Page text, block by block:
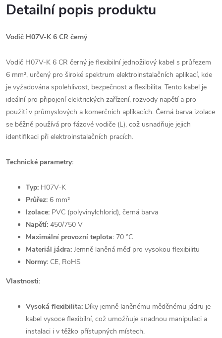
Detailní popis produktu
Vodič H07V-K 6 CR černý
Vodič H07V-K 6 CR černý je flexibilní jednožilový kabel s průřezem
6 mm², určený pro široké spektrum elektroinstalačních aplikací, kde
je vyžadována spolehlivost, bezpečnost a flexibilita. Tento kabel je
ideální pro připojení elektrických zařízení, rozvody napětí a pro
použití v průmyslových a komerčních aplikacích. Černá barva izolace
se běžně používá pro fázové vodiče (L), což usnadňuje jejich
identifikaci při elektroinstalačních pracích.
Technické parametry:
Typ: H07V-K
Průřez: 6 mm²
Izolace: PVC (polyvinylchlorid), černá barva
Napětí: 450/750 V
Maximální provozní teplota: 70 °C
Materiál jádra: Jemně laněná měď pro vysokou flexibilitu
Normy: CE, RoHS
Vlastnosti:
Vysoká flexibilita: Díky jemně laněnému měděnému jádru je
kabel vysoce flexibilní, což umožňuje snadnou manipulaci a
instalaci i v těžko přístupných místech.